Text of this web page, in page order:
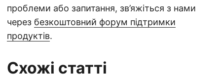
проблеми або запитання, зв’яжіться з нами
через безкоштовний форум підтримки
продуктів.
Схожі статті